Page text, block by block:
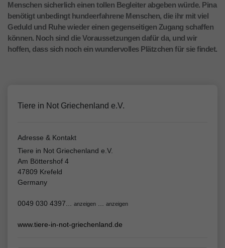
Menschen sicherlich einen tollen Begleiter abgeben würde. Pina
benötigt unbedingt hundeerfahrene Menschen, die ihr mit viel
Geduld und Ruhe wieder einen gegenseitigen Zugang schaffen
können. Noch sind die Voraussetzungen dafür da, und wir
hoffen, dass sich noch ein wundervolles Plätzchen für sie findet.
Tiere in Not Griechenland e.V.
Adresse & Kontakt
Tiere in Not Griechenland e.V.
Am Böttershof 4
47809 Krefeld
Germany
0049 030 4397... anzeigen ... anzeigen
www.tiere-in-not-griechenland.de